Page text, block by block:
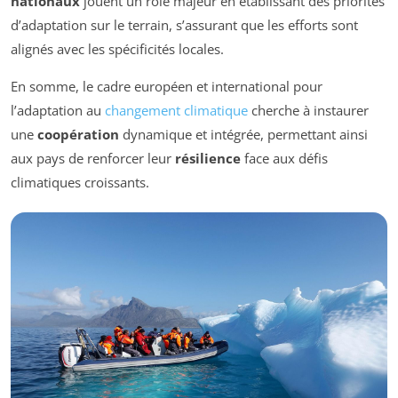
d’adaptation sur le terrain, s’assurant que les efforts sont
alignés avec les spécificités locales.
En somme, le cadre européen et international pour
l’adaptation au changement climatique cherche à instaurer
une coopération dynamique et intégrée, permettant ainsi
aux pays de renforcer leur résilience face aux défis
climatiques croissants.